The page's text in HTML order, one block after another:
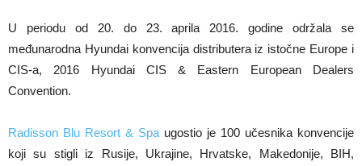
U periodu od 20. do 23. aprila 2016. godine održala se
međunarodna Hyundai konvencija distributera iz istočne Europe i
CIS-a, 2016 Hyundai CIS & Eastern European Dealers
Convention.
Radisson Blu Resort & Spa ugostio je 100 učesnika konvencije
koji su stigli iz Rusije, Ukrajine, Hrvatske, Makedonije, BIH,